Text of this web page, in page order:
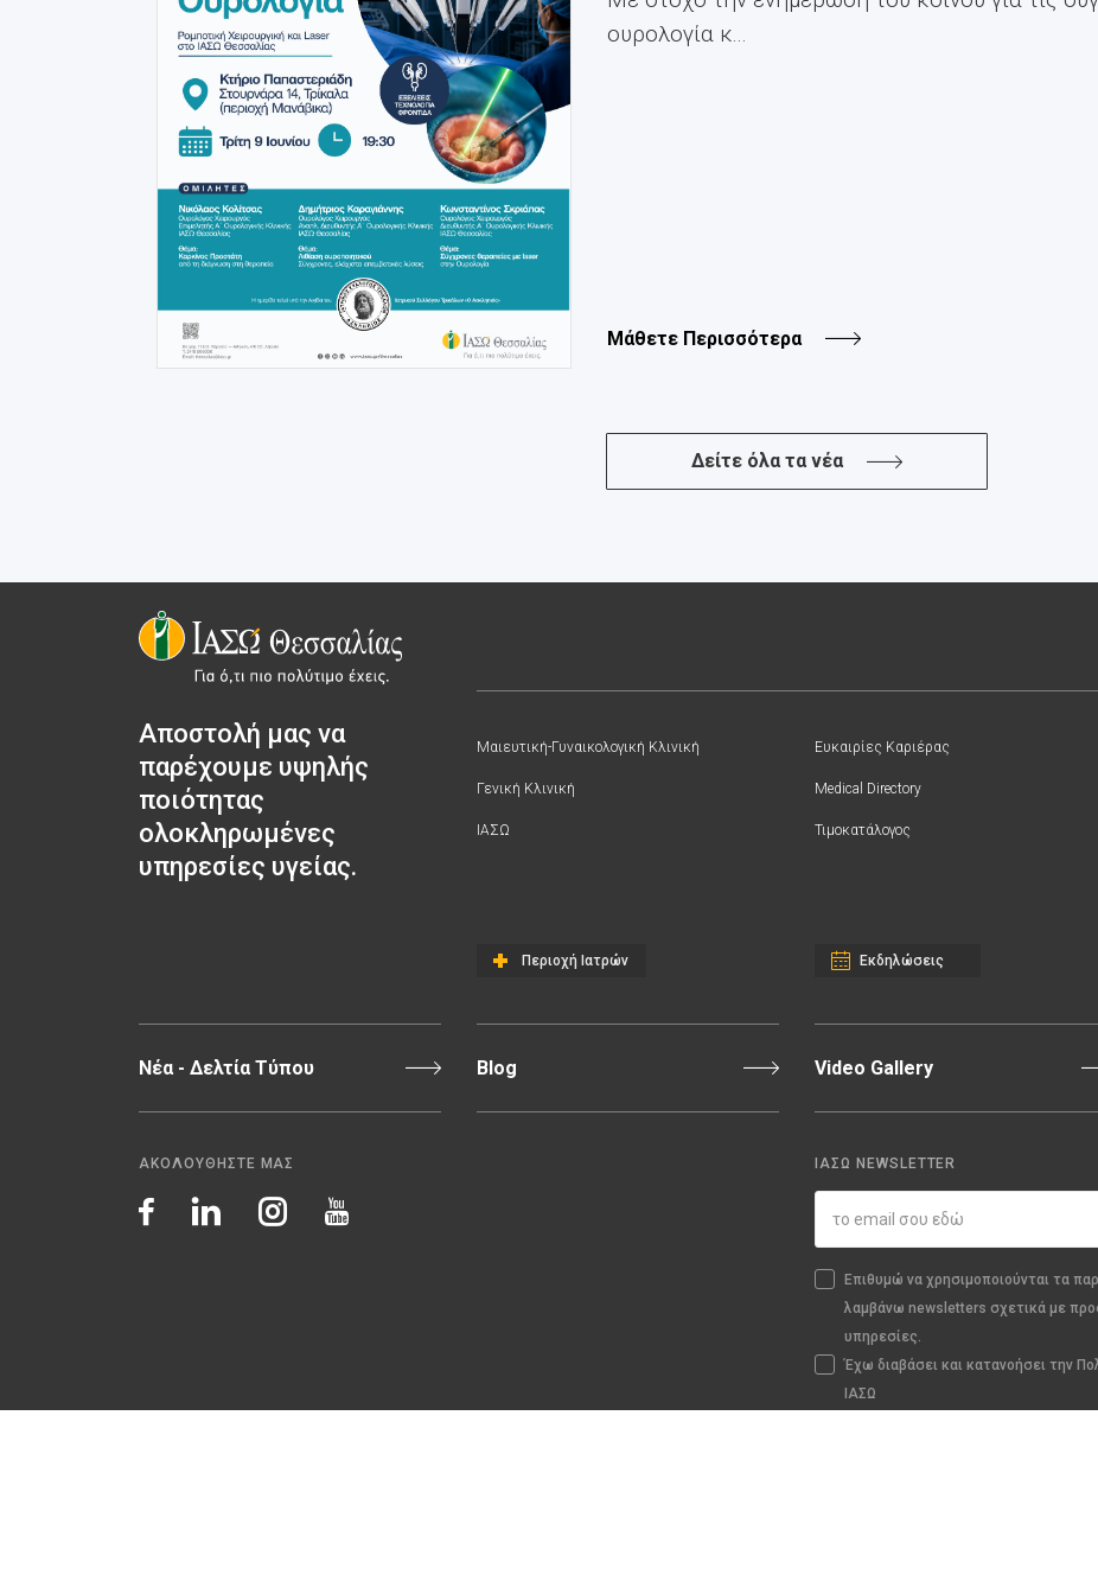
ουρολογία κ...
Μάθετε Περισσότερα
Δείτε όλα τα νέα
Αποστολή μας να
παρέχουμε υψηλής
ποιότητας
ολοκληρωμένες
υπηρεσίες υγείας.
Μαιευτική-Γυναικολογική Κλινική
Γενική Κλινική
ΙΑΣΩ
Περιοχή Ιατρών
Ευκαιρίες Καριέρας
Medical Directory
Τιμοκατάλογος
Εκδηλώσεις
Νέα - Δελτία Τύπου Blog Video Gallery
ΑΚΟΛΟΥΘΗΣΤΕ ΜΑΣ ΙΑΣΩ NEWSLETTER
Επιθυμώ να χρησιμοποιούνται τα
λαμβάνω newsletters σχετικά με
υπηρεσίες.
Έχω διαβάσει και κατανοήσει την
ΙΑΣΩ